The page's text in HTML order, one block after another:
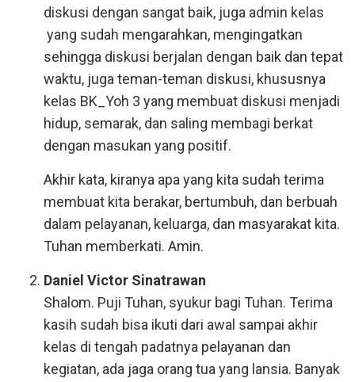
diskusi dengan sangat baik, juga admin kelas
yang sudah mengarahkan, mengingatkan
sehingga diskusi berjalan dengan baik dan tepat
waktu, juga teman-teman diskusi, khususnya
kelas BK_Yoh 3 yang membuat diskusi menjadi
hidup, semarak, dan saling membagi berkat
dengan masukan yang positif.
Akhir kata, kiranya apa yang kita sudah terima
membuat kita berakar, bertumbuh, dan berbuah
dalam pelayanan, keluarga, dan masyarakat kita.
Tuhan memberkati. Amin.
Daniel Victor Sinatrawan
Shalom. Puji Tuhan, syukur bagi Tuhan. Terima
kasih sudah bisa ikuti dari awal sampai akhir
kelas di tengah padatnya pelayanan dan
kegiatan, ada jaga orang tua yang lansia. Banyak